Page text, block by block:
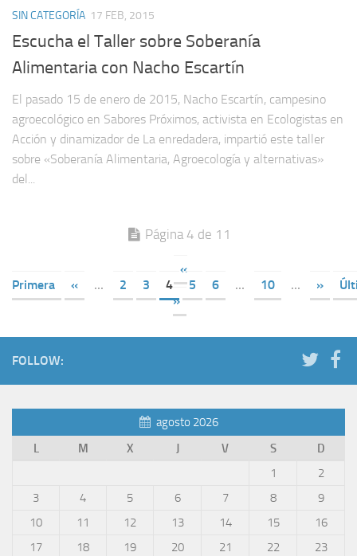
SIN CATEGORÍA 17 FEB, 2015
Escucha el Taller sobre Soberanía
Alimentaria con Nacho Escartín
El pasado 15 de enero de 2015, Nacho Escartín, campesino
agroecológico en Sabores Próximos, activista en Ecologistas en
Acción y dinamizador de La enredadera, impartió este taller
sobre «Soberanía Alimentaria, Agroecología y alternativas»
del...
Página 4 de 11
«
Primera
« ... 2 3 4 5 6 ... 10 ... »
»
FOLLOW:
agosto 2026
L
M X J V S D
1
2
3
4 5 6 7 8
9
10
11 12 13 14 15
16
17
18 19 20 21 22
23